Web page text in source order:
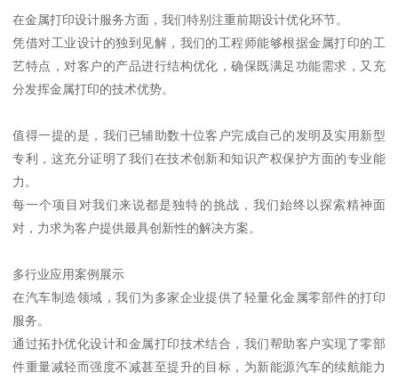
在金属打印设计服务方面，我们特别注重前期设计优化环节。
凭借对工业设计的独到见解，我们的工程师能够根据金属打印的工
艺特点，对客户的产品进行结构优化，确保既满足功能需求，又充
分发挥金属打印的技术优势。
值得一提的是，我们已辅助数十位客户完成自己的发明及实用新型
专利，这充分证明了我们在技术创新和知识产权保护方面的专业能
力。
每一个项目对我们来说都是独特的挑战，我们始终以探索精神面
对，力求为客户提供最具创新性的解决方案。
多行业应用案例展示
在汽车制造领域，我们为多家企业提供了轻量化金属零部件的打印
服务。
通过拓扑优化设计和金属打印技术结合，我们帮助客户实现了零部
件重量减轻而强度不减甚至提升的目标，为新能源汽车的续航能力